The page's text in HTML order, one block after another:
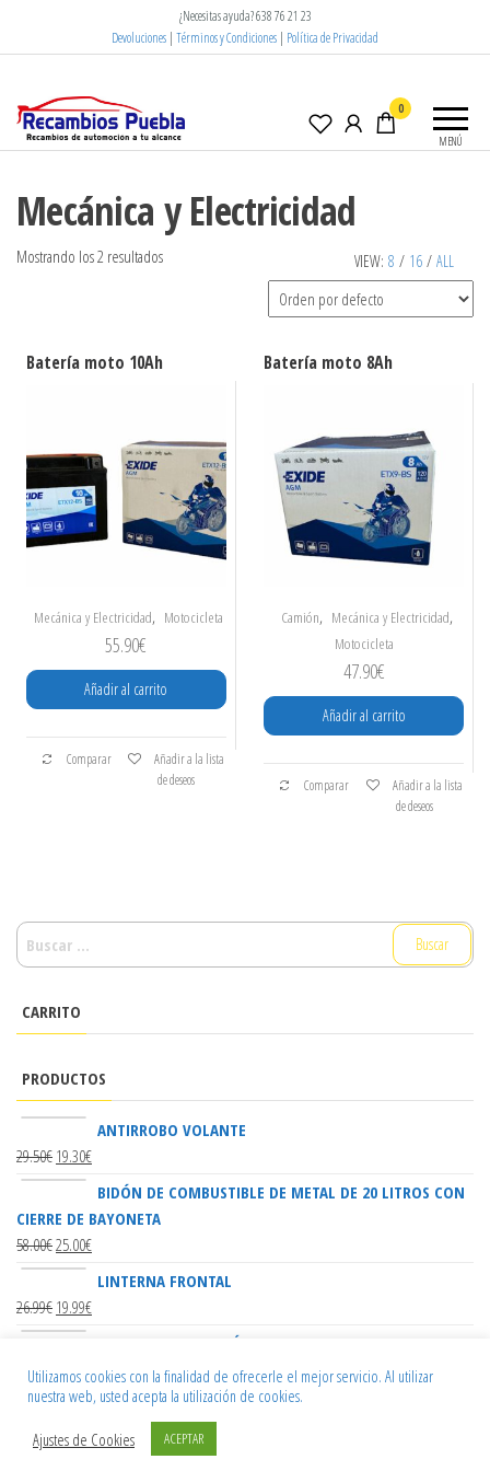
¿Necesitas ayuda? 638 76 21 23
Devoluciones | Términos y Condiciones | Política de Privacidad
Recambios
puebla MENÚ
0
Mecánica y Electricidad
VIEW: 8 / 16 / ALL
Mostrando los 2 resultados
Batería moto 10Ah
Mecánica y Electricidad, Motocicleta
55.90€
Añadir al carrito
Comparar
Añadir a la lista
de deseos
Batería moto 8Ah
Camión, Mecánica y Electricidad,
Motocicleta
47.90€
Añadir al carrito
Comparar
Añadir a la lista
de deseos
BUSCAR:
CARRITO
PRODUCTOS
ANTIRROBO VOLANTE
29.50€ 19.30€
BIDÓN DE COMBUSTIBLE DE METAL DE 20 LITROS CON
CIERRE DE BAYONETA
58.00€25.00€
LINTERNA FRONTAL
26.99€ 19.99€
FUNDA VOLANTE ELÁSTICA CARBONO 10158
8.95€
SET DE 4 ALFOMBRILLAS SPARCO
35.00
Utilizamos cookies con la finalidad de ofrecerle el mejor servicio. Al utilizar
nuestra web, usted acepta la utilización de cookies.
Ajustes de Cookies
ACEPTAR